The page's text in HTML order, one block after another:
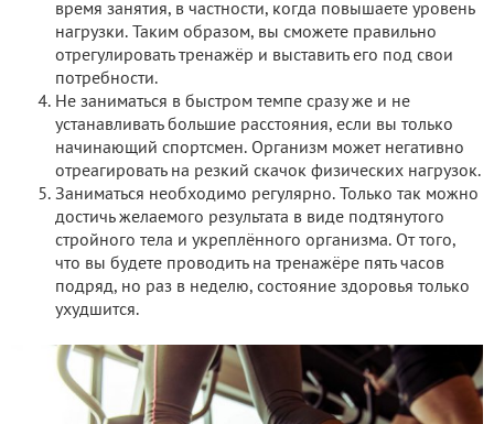
время занятия, в частности, когда повышаете уровень
нагрузки. Таким образом, вы сможете правильно
отрегулировать тренажёр и выставить его под свои
потребности.
Не заниматься в быстром темпе сразу же и не
устанавливать большие расстояния, если вы только
начинающий спортсмен. Организм может негативно
отреагировать на резкий скачок физических нагрузок.
Заниматься необходимо регулярно. Только так можно
достичь желаемого результата в виде подтянутого
стройного тела и укреплённого организма. От того,
что вы будете проводить на тренажёре пять часов
подряд, но раз в неделю, состояние здоровья только
ухудшится.